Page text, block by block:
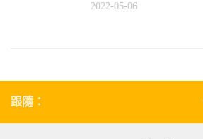
2022-05-06
跟隨：